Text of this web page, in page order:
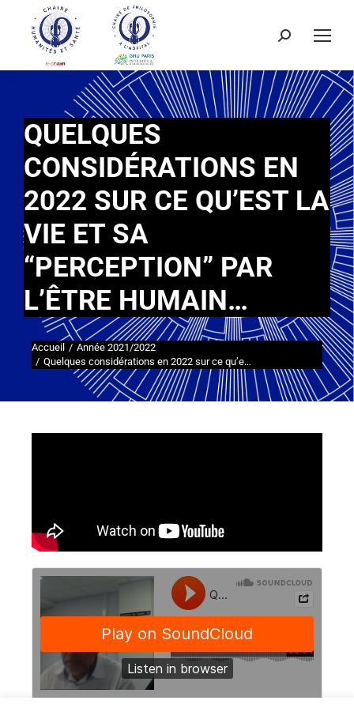
QUELQUES
CONSIDÉRATIONS EN
2022 SUR CE QU’EST LA
VIE ET SA
“PERCEPTION” PAR
L’ÊTRE HUMAIN…
Vous êtes ici :
Accueil
Année 2021/2022
Quelques considérations en 2022 sur ce qu’e…